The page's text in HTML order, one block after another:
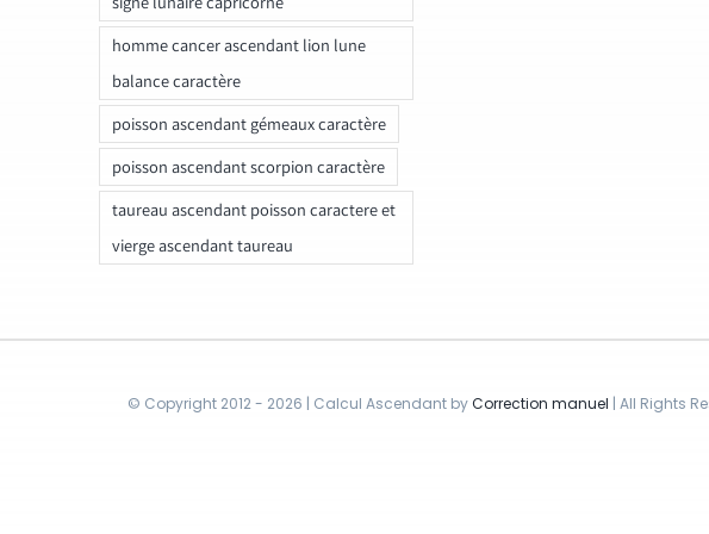
homme cancer ascendant lion lune
balance caractère
poisson ascendant gémeaux caractère
poisson ascendant scorpion caractère
taureau ascendant poisson caractere et
vierge ascendant taureau
© Copyright 2012 - 2026 | Calcul Ascendant byCorrection manuel | All Rights